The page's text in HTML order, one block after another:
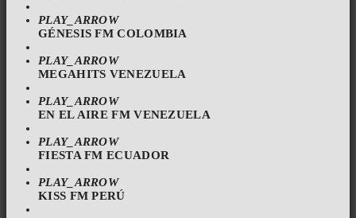
PLAY_ARROW
GÉNESIS FM COLOMBIA
PLAY_ARROW
MEGAHITS VENEZUELA
PLAY_ARROW
EN EL AIRE FM VENEZUELA
PLAY_ARROW
FIESTA FM ECUADOR
PLAY_ARROW
KISS FM PERÚ